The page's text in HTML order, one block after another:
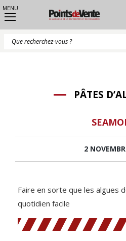
MENU
PÂTES
2
Faire en sorte que les algues
quotidien facile